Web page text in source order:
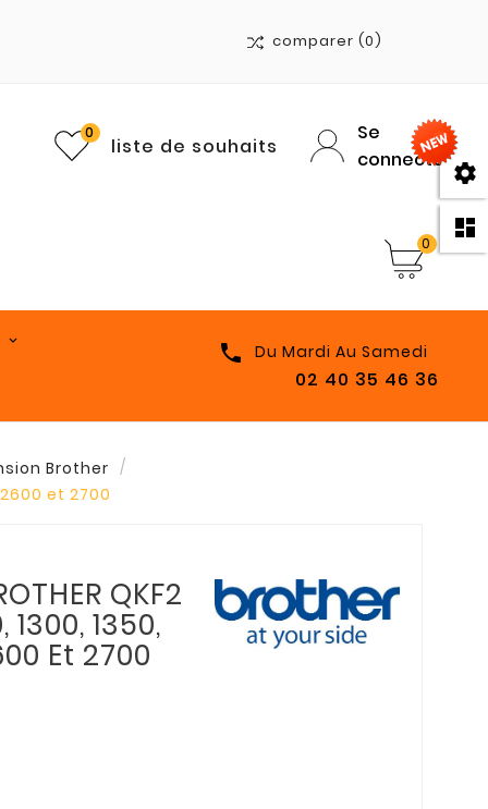


comparer (0)
liste de souhaits
0
Se
connecter
0
 Du Mardi Au Samedi
02 40 35 46 36
Brother
2600 et 2700
QKF2
1300, 1350,
Et 2700